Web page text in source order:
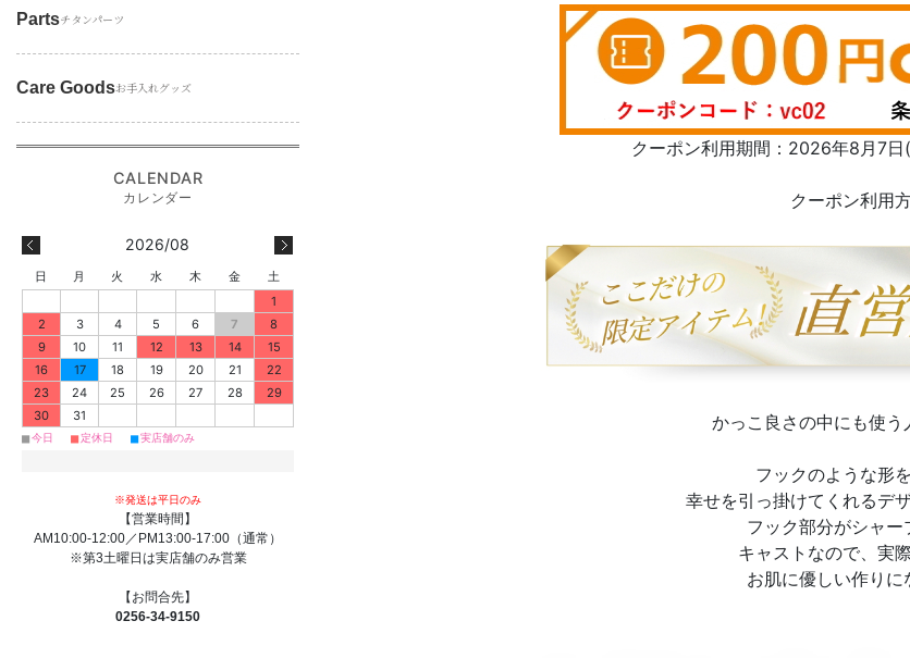
クーポン利用期間：2026年8月7
クーポン利用
かっこ良さの中にも使う
フックのような形
幸せを引っ掛けてくれるデ
フック部分がシャー
キャストなので、実
お肌に優しい作りに
Partsチタンパーツ
Care Goodsお手入れグッズ
2026/08
日 月 火 水 木 金
土
1
2
3 4 5 6 7
8
9
10 11 12 13 14
15
16
17 18 19 20 21
22
23
24 25 26 27 28
29
30
31
■今日 ■定休日 ■実店舗のみ
※発送は平日のみ
【営業時間】
AM10:00-12:00／PM13:00-17:00（通常）
※第3土曜日は実店舗のみ営業
【お問合先】
0256-34-9150